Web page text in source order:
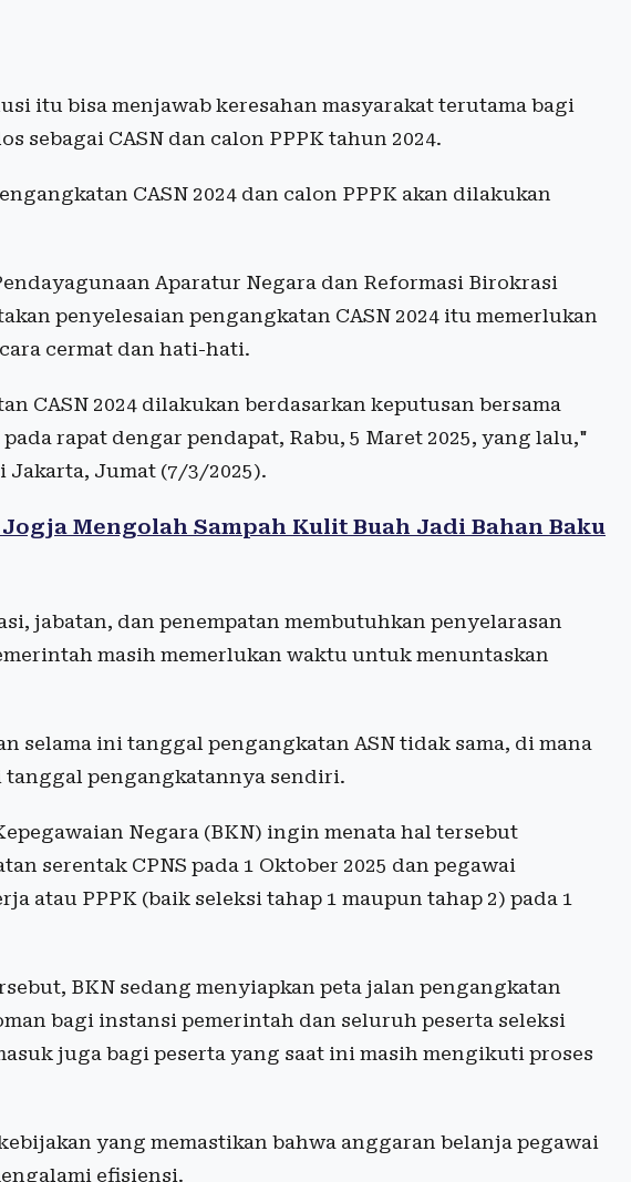
itu bisa menjawab keresahan masyarakat terutama bagi
sebagai CASN dan calon PPPK tahun 2024.
CASN 2024 dan calon PPPK akan dilakukan
Aparatur Negara dan Reformasi Birokrasi
penyelesaian pengangkatan CASN 2024 itu memerlukan
cermat dan hati-hati.
CASN 2024 dilakukan berdasarkan keputusan bersama
rapat dengar pendapat, Rabu, 5 Maret 2025, yang lalu,"
Jumat (7/3/2025).
Jogja Mengolah Sampah Kulit Buah Jadi Bahan Baku
jabatan, dan penempatan membutuhkan penyelarasan
masih memerlukan waktu untuk menuntaskan
selama ini tanggal pengangkatan ASN tidak sama, di mana
pengangkatannya sendiri.
Negara (BKN) ingin menata hal tersebut
serentak CPNS pada 1 Oktober 2025 dan pegawai
atau PPPK (baik seleksi tahap 1 maupun tahap 2) pada 1
BKN sedang menyiapkan peta jalan pengangkatan
bagi instansi pemerintah dan seluruh peserta seleksi
juga bagi peserta yang saat ini masih mengikuti proses
yang memastikan bahwa anggaran belanja pegawai
efisiensi.